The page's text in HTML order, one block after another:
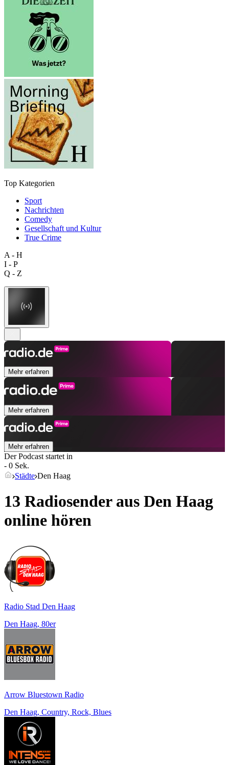
Top Kategorien
Sport
Nachrichten
Comedy
Gesellschaft und Kultur
True Crime
A - H
I - P
Q - Z
Mehr erfahren
Mehr erfahren
Mehr erfahren
Der Podcast startet in
- 0 Sek.
Städte Den Haag
13 Radiosender aus Den Haag
online hören
Radio Stad Den Haag
Den Haag, 80er
Arrow Bluestown Radio
Den Haag, Country, Rock, Blues